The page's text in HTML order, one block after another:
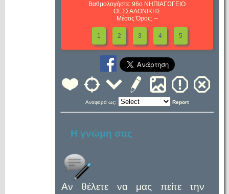
Βαθμολογήστε: 96ο ΝΗΠΙΑΓΩΓΕΙΟ
ΘΕΣΣΑΛΟΝΙΚΗΣ
Μέσος Όρος: --
1 2 3 4 5
Αναφορά ως: Report
Η γνώμη σας
Αν θέλετε να μας πείτε την